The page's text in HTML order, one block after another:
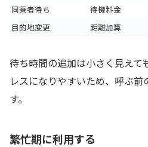
同乗者待ち
待機料金
目的地変更
距離加算
待ち時間の追加は小さく見えて
レスになりやすいため、呼ぶ
す。
繁忙期に利用する